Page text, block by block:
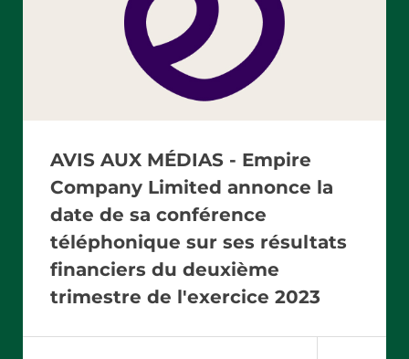
AVIS AUX MÉDIAS - Empire
Company Limited annonce la
date de sa conférence
téléphonique sur ses résultats
financiers du deuxième
trimestre de l'exercice 2023